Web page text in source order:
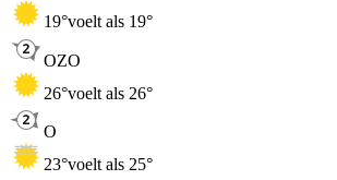
19°voelt als 19°
OZO
26°voelt als 26°
O
23°voelt als 25°